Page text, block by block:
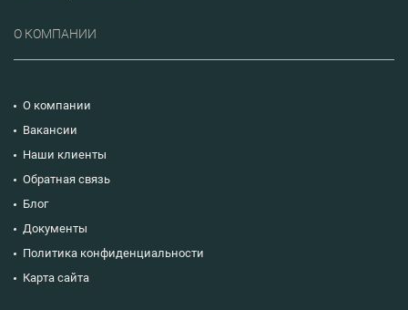
О КОМПАНИИ
О компании
Вакансии
Наши клиенты
Обратная связь
Блог
Документы
Политика конфиденциальности
Карта сайта